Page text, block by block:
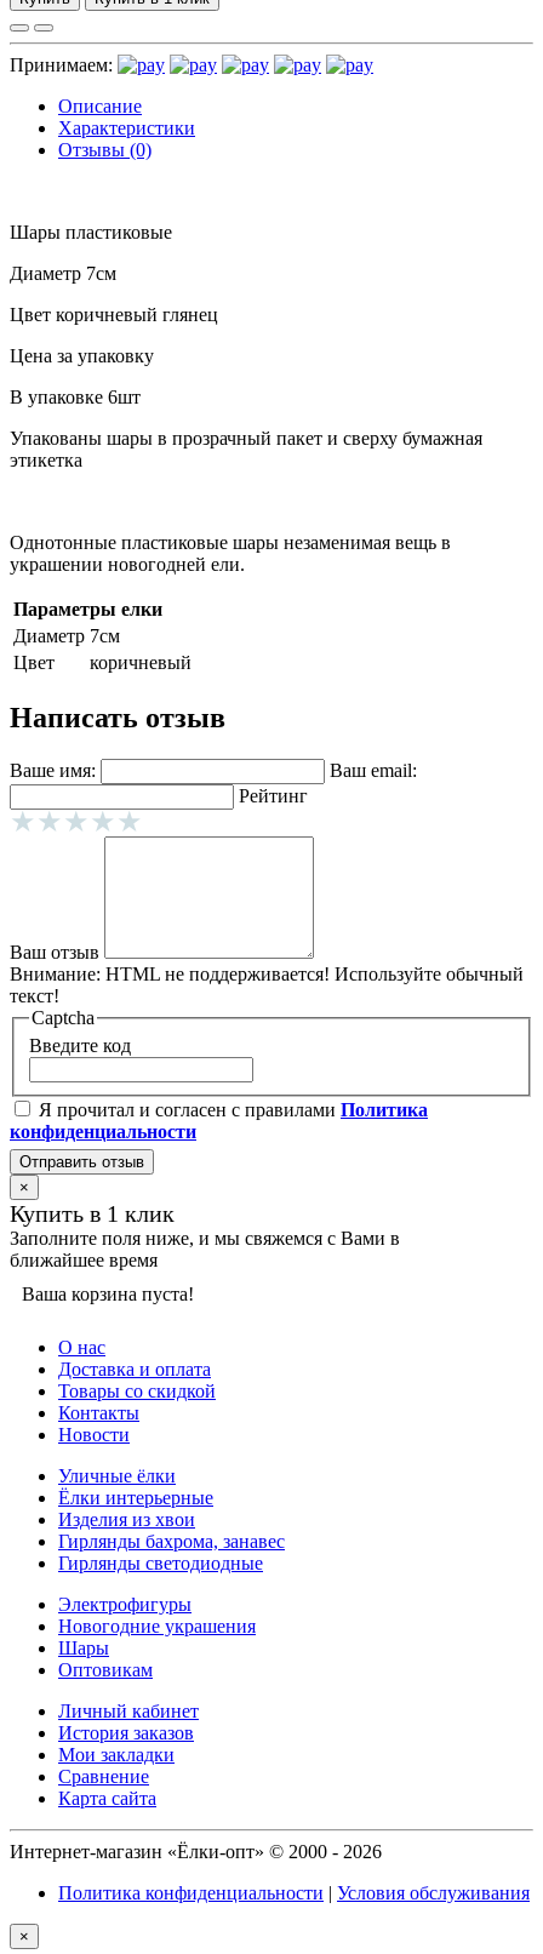
Принимаем:
Описание
Характеристики
Отзывы (0)
Шары пластиковые
Диаметр 7см
Цвет коричневый глянец
Цена за упаковку
В упаковке 6шт
Упакованы шары в прозрачный пакет и сверху бумажная
этикетка
Однотонные пластиковые шары незаменимая вещь в
украшении новогодней ели.
Параметры елки
Диаметр 7см
Цвет
коричневый
Написать отзыв
Ваше имя:
Ваш email:
Рейтинг
Ваш отзыв
Внимание: HTML не поддерживается! Используйте обычный
текст!
Captcha
Введите код
Я прочитал и согласен с правилами Политика
конфиденциальности
Отправить отзыв
×
Купить в 1 клик
Заполните поля ниже, и мы свяжемся с Вами в
ближайшее время
Ваша корзина пуста!
О нас
Доставка и оплата
Товары со скидкой
Контакты
Новости
Уличные ёлки
Ёлки интерьерные
Изделия из хвои
Гирлянды бахрома, занавес
Гирлянды светодиодные
Электрофигуры
Новогодние украшения
Шары
Оптовикам
Личный кабинет
История заказов
Мои закладки
Сравнение
Карта сайта
Интернет-магазин «Ёлки-опт» © 2000 - 2026
Политика конфиденциальности | Условия обслуживания
×